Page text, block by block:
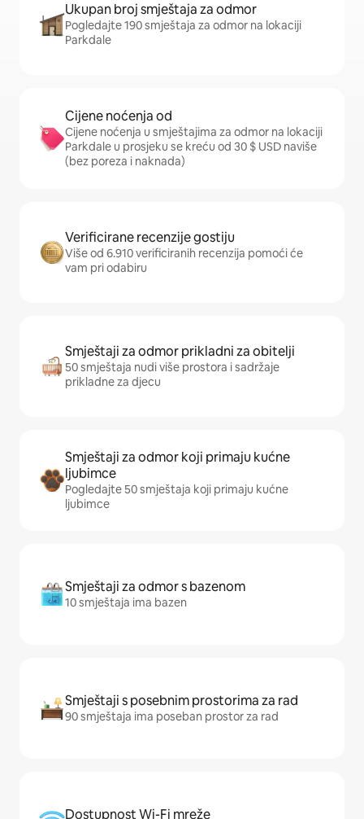
Ukupan broj smještaja za odmor
Pogledajte 190 smještaja za odmor na lokaciji
Parkdale
Cijene noćenja od
Cijene noćenja u smještajima za odmor na lokaciji
Parkdale u prosjeku se kreću od 30 $ USD naviše
(bez poreza i naknada)
Verificirane recenzije gostiju
Više od 6.910 verificiranih recenzija pomoći će
vam pri odabiru
Smještaji za odmor prikladni za obitelji
50 smještaja nudi više prostora i sadržaje
prikladne za djecu
Smještaji za odmor koji primaju kućne
ljubimce
Pogledajte 50 smještaja koji primaju kućne
ljubimce
Smještaji za odmor s bazenom
10 smještaja ima bazen
Smještaji s posebnim prostorima za rad
90 smještaja ima poseban prostor za rad
Dostupnost Wi-Fi mreže